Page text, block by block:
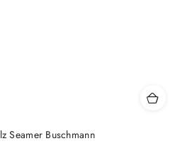
Seamer Buschmann